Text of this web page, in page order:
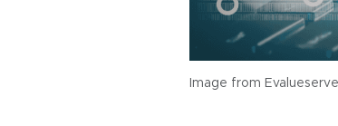
Image from